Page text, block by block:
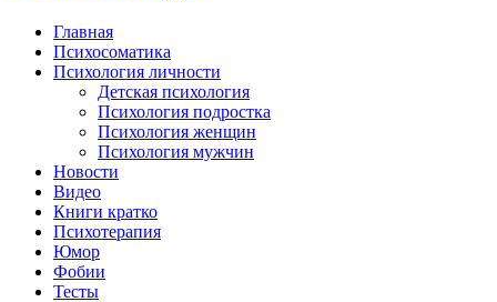
Главная
Психосоматика
Психология личности
Детская психология
Психология подростка
Психология женщин
Психология мужчин
Новости
Видео
Книги кратко
Психотерапия
Юмор
Фобии
Тесты